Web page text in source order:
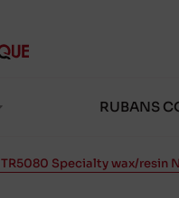
RUBANS
TR5080 Specialty wax/resin